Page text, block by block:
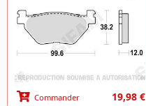
Commander 19,98 €